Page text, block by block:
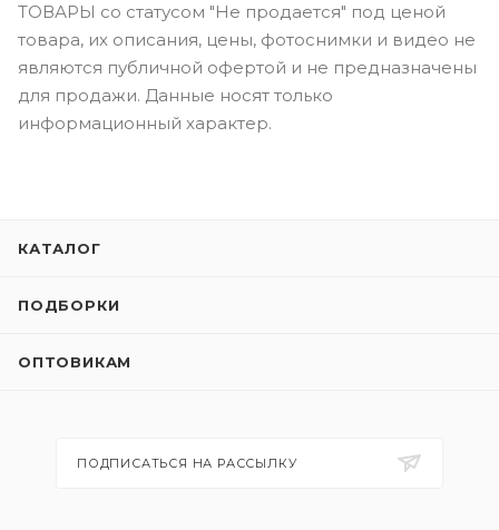
ТОВАРЫ со статусом "Не продается" под ценой
товара, их описания, цены, фотоснимки и видео не
являются публичной офертой и не предназначены
для продажи. Данные носят только
информационный характер.
КАТАЛОГ
ПОДБОРКИ
ОПТОВИКАМ
ПОДПИСАТЬСЯ НА РАССЫЛКУ